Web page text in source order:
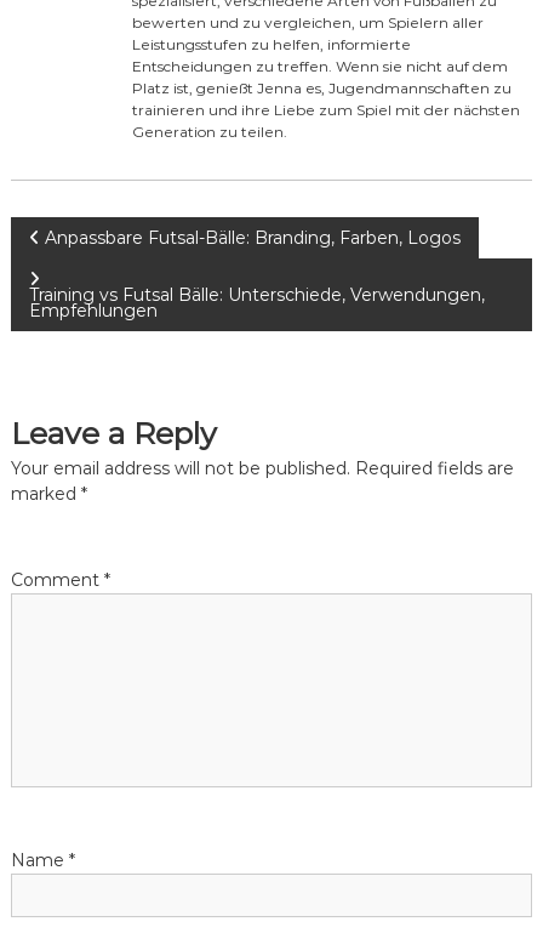
bewerten und zu vergleichen, um Spielern aller
Leistungsstufen zu helfen, informierte
Entscheidungen zu treffen. Wenn sie nicht auf dem
Platz ist, genießt Jenna es, Jugendmannschaften zu
trainieren und ihre Liebe zum Spiel mit der nächsten
Generation zu teilen.
P
o
n
v
t
i
Anpassbare Futsal-Bälle: Branding, Farben, Logos
Training vs Futsal Bälle: Unterschiede, Verwendungen,
Empfehlungen
Leave a Reply
Your email address will not be published. Required fields are
marked *
Comment *
Name *